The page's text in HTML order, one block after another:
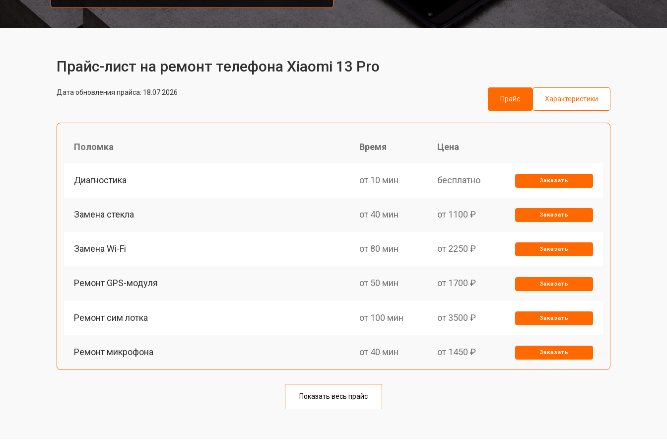
Прайс-лист на ремонт телефона Xiaomi 13 Pro
Дата обновления прайса: 18.07.2026
Прайс
Характеристики
Поломка Время Цена
Диагностика от 10 мин бесплатно Заказать
Замена стекла от 40 мин от 1100 ₽ Заказать
Замена Wi-Fi от 80 мин от 2250 ₽ Заказать
Ремонт GPS-модуля от 50 мин от 1700 ₽ Заказать
Ремонт сим лотка от 100 мин от 3500 ₽ Заказать
Ремонт микрофона от 40 мин от 1450 ₽ Заказать
от 70 мин
Показать весь прайс